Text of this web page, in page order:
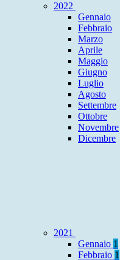
2022
Gennaio
Febbraio
Marzo
Aprile
Maggio
Giugno
Luglio
Agosto
Settembre
Ottobre
Novembre
Dicembre
2021
Gennaio 1
Febbraio 1